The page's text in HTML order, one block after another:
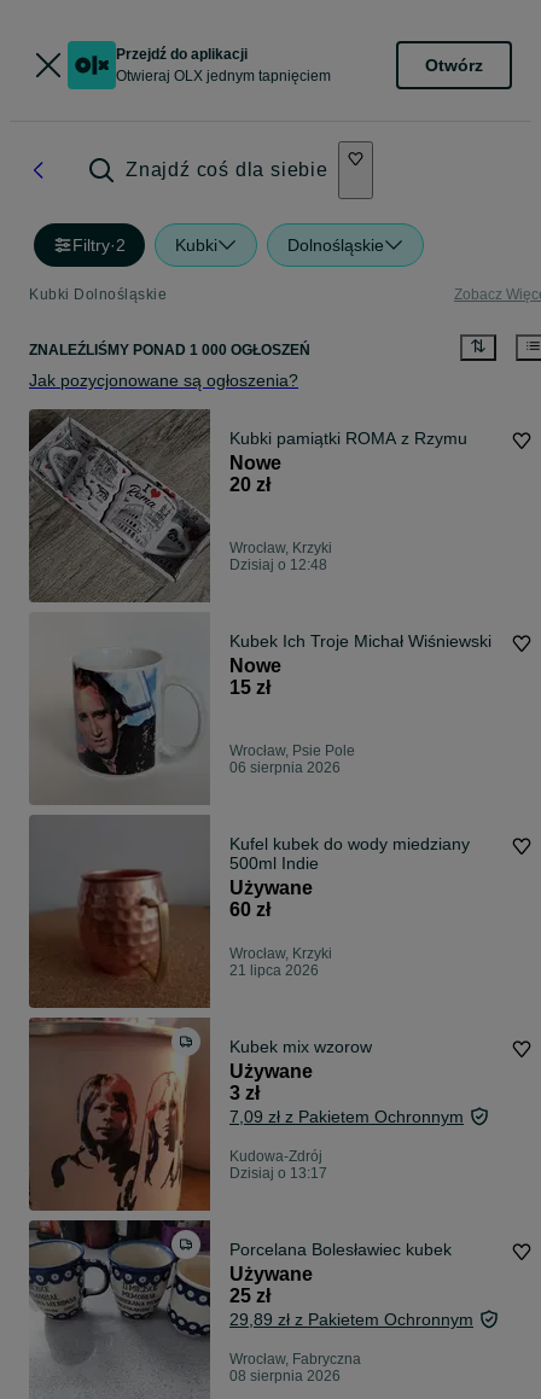
Przejdź do aplikacji
Otwieraj OLX jednym tapnięciem
Otwórz
Znajdź coś dla siebie
Filtry·2 Kubki Dolnośląskie
Kubki Dolnośląskie Zobacz
ZNALEŹLIŚMY PONAD 1 000 OGŁOSZEŃ
Jak pozycjonowane są ogłoszenia?
Kubki pamiątki ROMA z Rzymu
Nowe
20 zł
Wrocław, Krzyki
Dzisiaj o 12:48
Kubek Ich Troje Michał Wiśniewski
Nowe
15 zł
Wrocław, Psie Pole
06 sierpnia 2026
Kufel kubek do wody miedziany
500ml Indie
Używane
60 zł
Wrocław, Krzyki
21 lipca 2026
Kubek mix wzorow
Używane
3 zł
7,09 zł z Pakietem Ochronnym
Kudowa-Zdrój
Dzisiaj o 13:17
Porcelana Bolesławiec kubek
Używane
25 zł
29,89 zł z Pakietem Ochronnym
Wrocław, Fabryczna
08 sierpnia 2026